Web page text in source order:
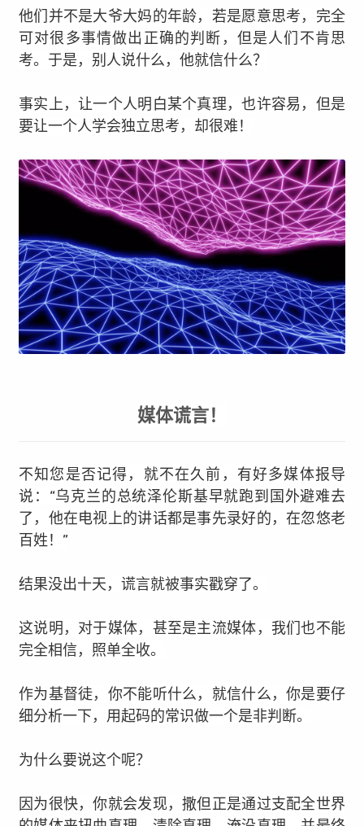
他们并不是大爷大妈的年龄，若是愿意思考，完全
可对很多事情做出正确的判断，但是人们不肯思
考。 于是，别人说什么，他就信什么？
事实上，让一个人明白某个真理，也许容易，但是
要让一个人学会独立思考，却很难！
媒体谎言！
不知您是否记得，就不在久前，有好多媒体报导
说：“乌克兰的总统泽伦斯基早就跑到国外避难去
了，他在电视上的讲话都是事先录好的，在忽悠老
百姓！”
结果没出十天，谎言就被事实戳穿了。
这说明，对于媒体，甚至是主流媒体，我们也不能
完全相信，照单全收。
作为基督徒，你不能听什么，就信什么，你是要仔
细分析一下，用起码的常识做一个是非判断。
为什么要说这个呢？
因为很快，你就会发现，撒但正是通过支配全世界